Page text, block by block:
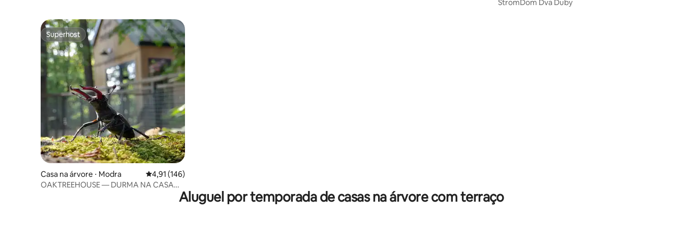
StromDom Dva Duby
Superhost
Superhost
Casa na árvore ⋅ Modra 4,91 de uma avaliação média de 5, 146 avaliações
4,91 (146)
OAKTREEHOUSE — DURMA NA CASA
Aluguel por temporada de casas na árvore com terraço